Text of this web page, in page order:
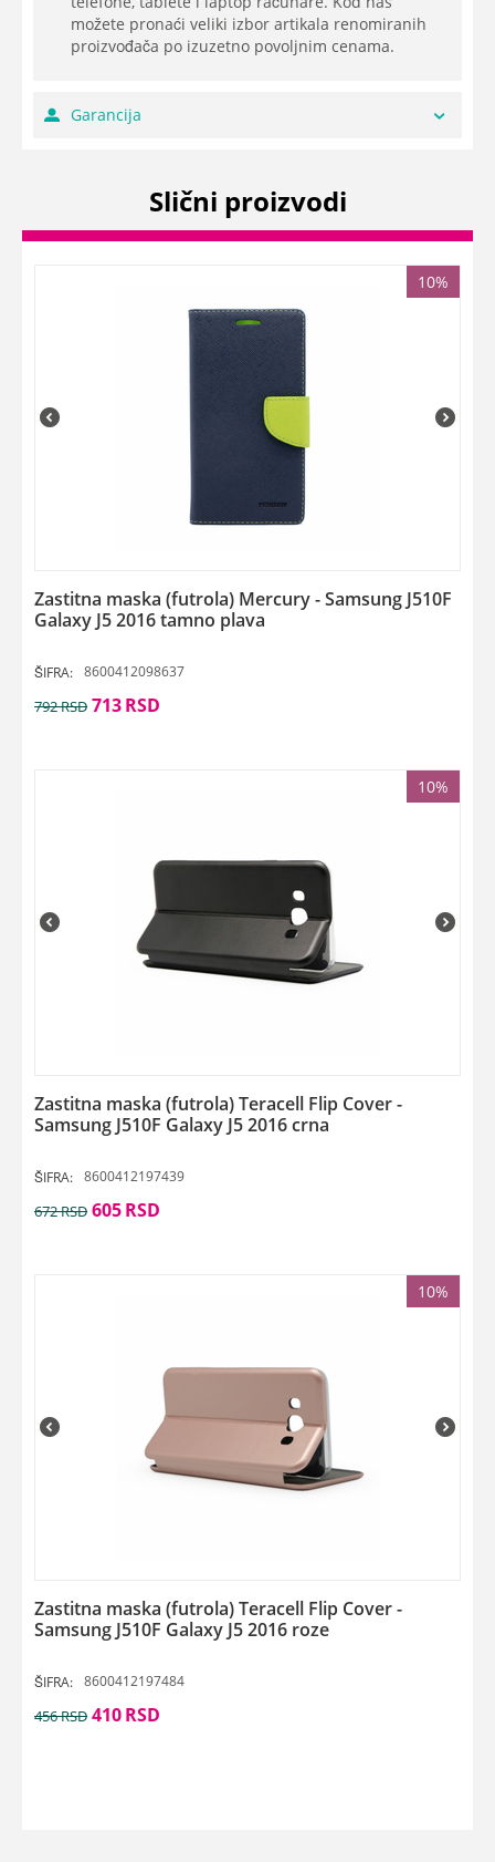
možete pronaći veliki izbor artikala renomiranih
proizvođača po izuzetno povoljnim cenama.
Garancija
Slični proizvodi
10%
Zastitna maska (futrola) Mercury - Samsung J510F
Galaxy J5 2016 tamno plava
ŠIFRA: 8600412098637
792RSD 713RSD
10%
Zastitna maska (futrola) Teracell Flip Cover -
Samsung J510F Galaxy J5 2016 crna
ŠIFRA: 8600412197439
672RSD 605RSD
10%
Zastitna maska (futrola) Teracell Flip Cover -
Samsung J510F Galaxy J5 2016 roze
ŠIFRA: 8600412197484
456RSD 410RSD